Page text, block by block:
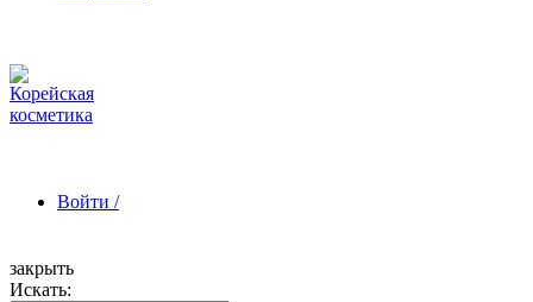
Войти /
закрыть
Искать: